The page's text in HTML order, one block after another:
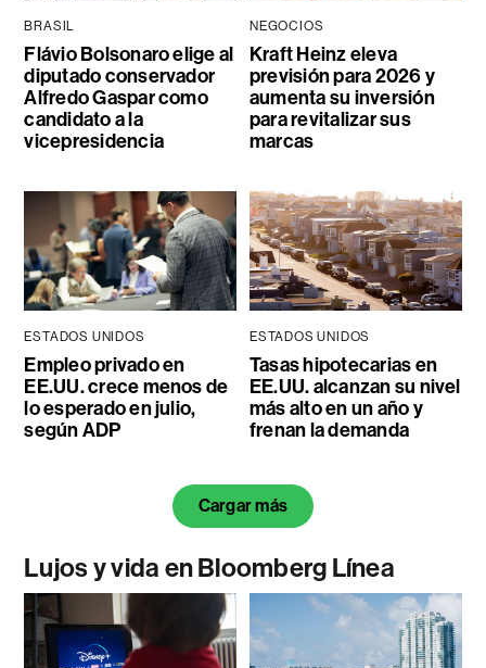
BRASIL
Flávio Bolsonaro elige al
diputado conservador
Alfredo Gaspar como
candidato a la
vicepresidencia
NEGOCIOS
Kraft Heinz eleva
previsión para 2026 y
aumenta su inversión
para revitalizar sus
marcas
ESTADOS UNIDOS
Empleo privado en
EE.UU. crece menos de
lo esperado en julio,
según ADP
ESTADOS UNIDOS
Tasas hipotecarias en
EE.UU. alcanzan su nivel
más alto en un año y
frenan la demanda
Cargar más
Lujos y vida en Bloomberg Línea